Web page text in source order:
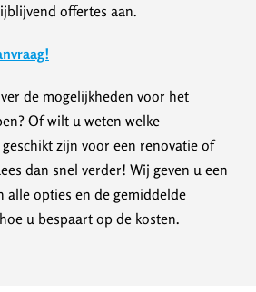
offertes aan.
de mogelijkheden voor het
Of wilt u weten welke
zijn voor een renovatie of
dan snel verder! Wij geven u een
alle opties en de gemiddelde
u bespaart op de kosten.